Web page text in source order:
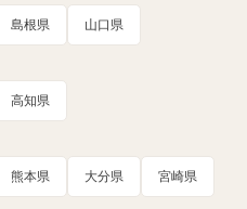
島根県 山口県
高知県
熊本県 大分県 宮崎県